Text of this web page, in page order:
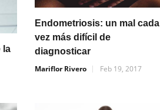
la
Endometriosis: un mal cada
vez más difícil de
diagnosticar
Mariflor Rivero
Feb 19, 2017